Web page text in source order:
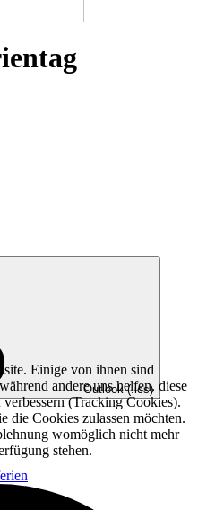
Outlook (.ics)
Einige von ihnen sind
andere uns helfen, diese
(Tracking Cookies).
die Cookies zulassen möchten.
womöglich nicht mehr
stehen.